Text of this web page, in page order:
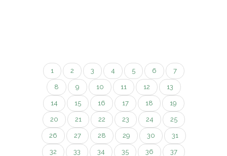
1 2 3 4 5 6 7
8 9 10 11 12 13
14 15 16 17 18 19
20 21 22 23 24 25
26 27 28 29 30 31
32 33 34 35 36 37